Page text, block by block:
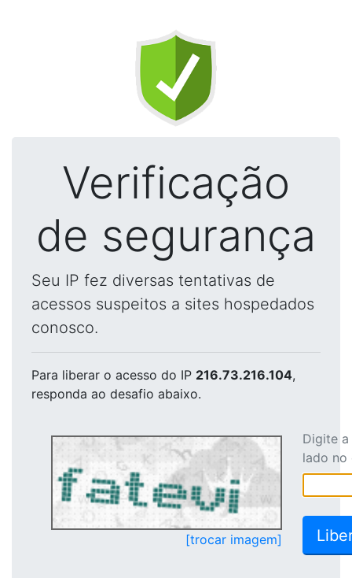
Verificação
de segurança
Seu IP fez diversas tentativas de
acessos suspeitos a sites hospedados
conosco.
Para liberar o acesso do IP 216.73.216.104,
responda ao desafio abaixo.
[trocar imagem]
Digite
lado no